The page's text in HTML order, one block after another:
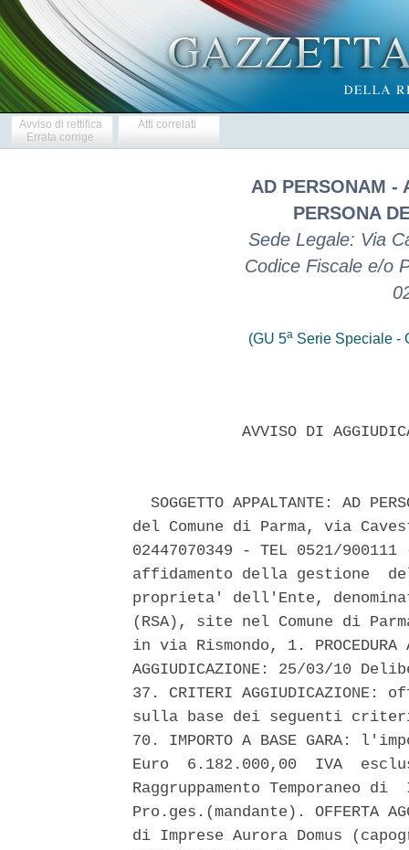
Avviso di rettifica
Errata corrige
Atti correlati
AD PERSONAM -
PERSONA
Sede Legale: Via
Codice Fiscale e/o
(GU 5a Serie Speciale -
AVVISO DI
SOGGETTO APPALTANTE: AD
del Comune di Parma, via
02447070349 - TEL 0521/900111
affidamento della gestione
proprieta' dell'Ente,
(RSA), site nel Comune di
in via Rismondo, 1.
AGGIUDICAZIONE: 25/03/10
37. CRITERI
sulla base dei seguenti
70. IMPORTO A BASE GARA:
Euro  6.182.000,00  IVA
Raggruppamento Temporaneo
Pro.ges.(mandante). OFFERTA
di Imprese Aurora Domus